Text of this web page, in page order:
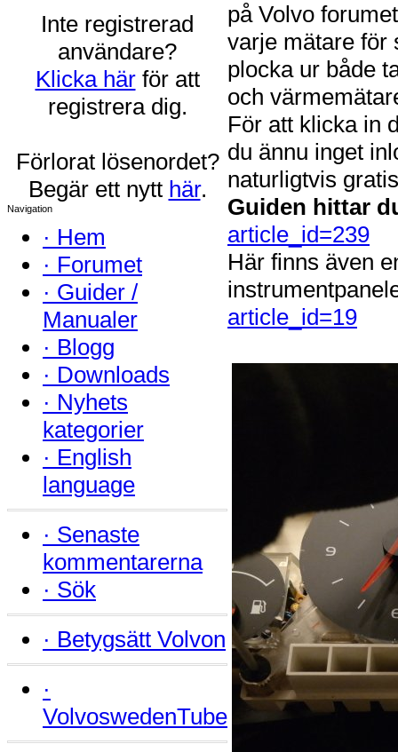
Inte registrerad
användare?
Klicka härför att
registrera dig.
Förlorat lösenordet?
Begär ett nytt här.
Navigation
· Hem
· Forumet
· Guider /
Manualer
· Blogg
· Downloads
· Nyhets
kategorier
· English
language
· Senaste
kommentarerna
· Sök
· Betygsätt Volvon
·
VolvoswedenTube
på Volvo
varje mätare för
plocka ur både
och
För att klicka in
du ännu inget
naturligtvis
Guiden hittar
article_id=239
Här finns även
article_id=19